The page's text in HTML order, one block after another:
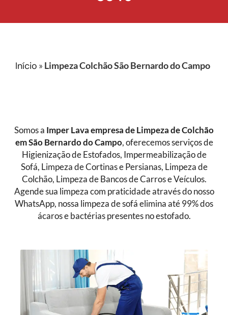
Início » Limpeza Colchão São Bernardo do Campo
Somos a Imper Lava empresa de Limpeza de Colchão
em São Bernardo do Campo, oferecemos serviços de
Higienização de Estofados, Impermeabilização de
Sofá, Limpeza de Cortinas e Persianas, Limpeza de
Colchão, Limpeza de Bancos de Carros e Veículos.
Agende sua limpeza com praticidade através do nosso
WhatsApp, nossa limpeza de sofá elimina até 99% dos
ácaros e bactérias presentes no estofado.